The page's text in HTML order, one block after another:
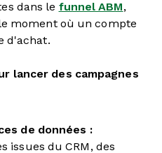
dans le funnel ABM,
moment où un compte
d'achat.
lancer des campagnes
de données :
issues du CRM, des